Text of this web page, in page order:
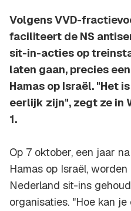
Volgens VVD-
faciliteert de NS
sit-in-acties op
laten gaan, precies
Hamas op Israël. "Het
eerlijk zijn", zegt ze in
1.
Op 7 oktober, een jaar
Hamas op Israël,
Nederland sit-ins
organisaties. "Hoe kan